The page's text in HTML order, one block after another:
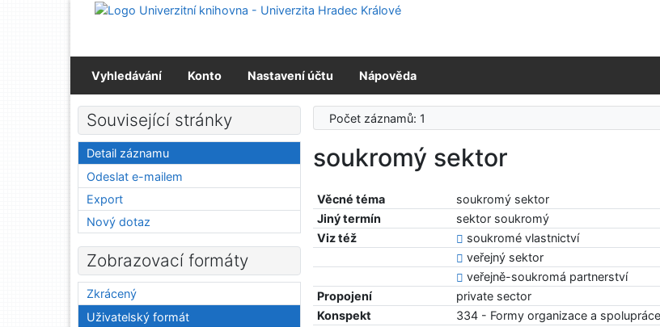
Přejít na obsah
Vyhledávání Konto Nastavení účtu Nápověda
Počet záznamů: 1
soukromý sektor
Věcné téma
soukromý sektor
Jiný termín
sektor soukromý
Viz též
soukromé vlastnictví
veřejný sektor
veřejně-soukromá partnerství
Propojení
private sector
Konspekt
334 - Formy organizace a
Související stránky
Detail záznamu
Odeslat e-mailem
Export
Nový dotaz
Zobrazovací formáty
Zkrácený
Uživatelský formát